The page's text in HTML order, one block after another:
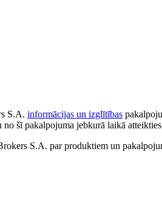
S.A. informācijas un izglītības
šī pakalpojuma jebkurā laikā
S.A. par produktiem un